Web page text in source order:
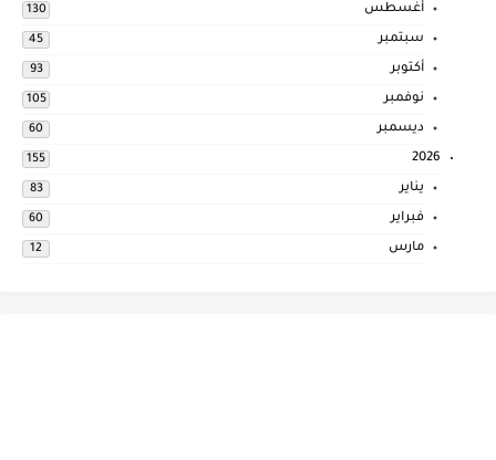
أغسطس 130
سبتمبر 45
أكتوبر 93
نوفمبر 105
ديسمبر 60
2026
155
يناير 83
فبراير 60
مارس 12